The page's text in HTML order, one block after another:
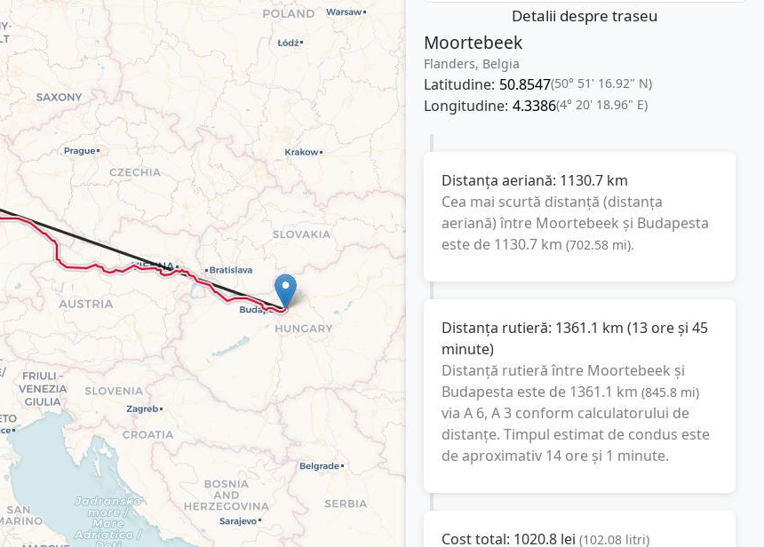
Detalii despre traseu
Moortebeek
Flanders, Belgia
Latitudine: 50.8547(50° 51' 16.92" N)
Longitudine: 4.3386(4° 20' 18.96" E)
Distanța aeriană: 1130.7 km
Cea mai scurtă distanță (distanța
aeriană) între Moortebeek și Budapesta
este de 1130.7 km (702.58 mi).
Distanța rutieră: 1361.1 km (13 ore și 45
minute)
Distanță rutieră între Moortebeek și
Budapesta este de 1361.1 km (845.8 mi)
via A 6, A 3conform calculatorului de
distanțe. Timpul estimat de condus este
de aproximativ 14 ore și 1 minute.
Cost total: 1020.8 lei (102.08 litri)